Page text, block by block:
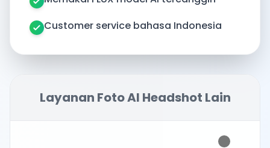
Customer service bahasa Indonesia
Layanan Foto AI Headshot Lain